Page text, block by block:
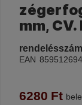
mm, CV.
rendelésszám
EAN
6280 Ft